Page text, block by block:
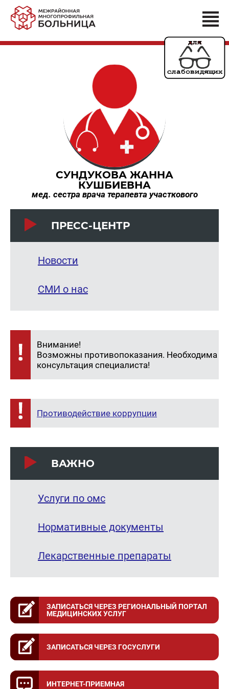
СУНДУКОВА ЖАННА
КУШБИЕВНА
мед. сестра врача терапевта участкового
ПРЕСС-ЦЕНТР
Новости
СМИ о нас
Внимание!
Возможны противопоказания. Необходима
консультация специалиста!
Противодействие коррупции
ВАЖНО
Услуги по омс
Нормативные документы
Лекарственные препараты
ЗАПИСАТЬСЯ ЧЕРЕЗ РЕГИОНАЛЬНЫЙ ПОРТАЛ
МЕДИЦИНСКИХ УСЛУГ
ЗАПИСАТЬСЯ ЧЕРЕЗ ГОСУСЛУГИ
ИНТЕРНЕТ-ПРИЕМНАЯ